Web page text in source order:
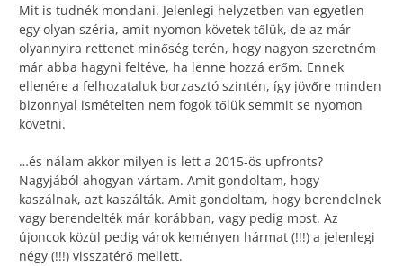
Mit is tudnék mondani. Jelenlegi helyzetben van egyetlen
egy olyan széria, amit nyomon követek tőlük, de az már
olyannyira rettenet minőség terén, hogy nagyon szeretném
már abba hagyni feltéve, ha lenne hozzá erőm. Ennek
ellenére a felhozataluk borzasztó szintén, így jövőre minden
bizonnyal ismételten nem fogok tőlük semmit se nyomon
követni.
…és nálam akkor milyen is lett a 2015-ös upfronts?
Nagyjából ahogyan vártam. Amit gondoltam, hogy
kaszálnak, azt kaszálták. Amit gondoltam, hogy berendelnek
vagy berendelték már korábban, vagy pedig most. Az
újoncok közül pedig várok keményen hármat (!!!) a jelenlegi
négy (!!!) visszatérő mellett.